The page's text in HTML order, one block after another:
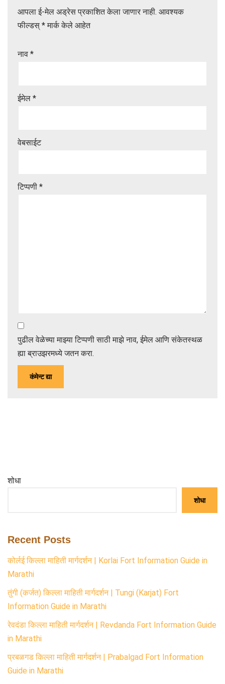
A
p
आपला ई-मेल अड्रेस प्रकाशित केला जाणार नाही. आवश्यक
फील्डस् *मार्क केले आहेत
नाव *
ईमेल *
वेबसाईट
टिप्पणी *
पुढील वेळेच्या माझ्या टिप्पणी साठी माझे नाव, ईमेल आणि संकेतस्थळ
ह्या ब्राउझरमध्ये जतन करा.
शोधा
शोधा
Recent Posts
कोर्लई किल्ला माहिती मार्गदर्शन | Korlai Fort Information Guide in
Marathi
तुंगी (कर्जत) किल्ला माहिती मार्गदर्शन | Tungi (Karjat) Fort
Information Guide in Marathi
रेवदंडा किल्ला माहिती मार्गदर्शन | Revdanda Fort Information Guide
in Marathi
प्रबळगड किल्ला माहिती मार्गदर्शन | Prabalgad Fort Information
Guide in Marathi